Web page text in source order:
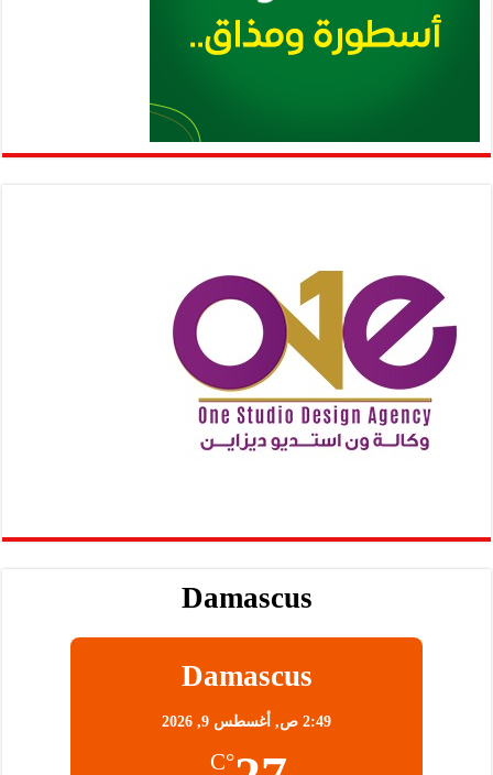
Damascus
Damascus
2:49 ص, أغسطس 9, 2026
°C